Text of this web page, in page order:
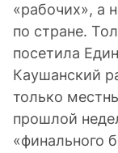
«рабочих», а
по стране.
посетила
Каушанский
только
прошлой
«финального